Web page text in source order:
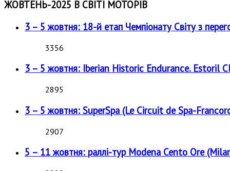
ЖОВТЕНЬ-2025 В СВІТІ МОТОРІВ
3 – 5 жовтня: 18-й етап Чемпіонату Світу з
3356
3 – 5 жовтня: Iberian Historic Endurance. Estoril
2895
3 – 5 жовтня: SuperSpa (Le Circuit de Spa-
2907
5 – 11 жовтня: раллі-тур Modena Cento Ore